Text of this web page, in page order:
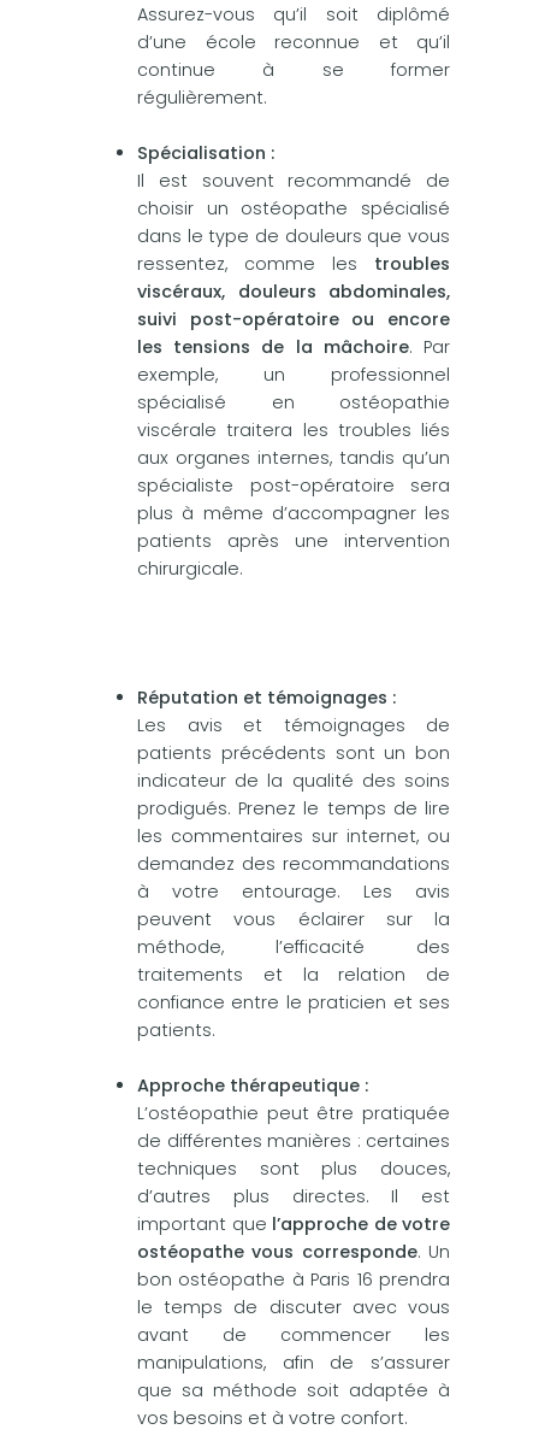
Assurez-vous qu’il soit diplômé
d’une école reconnue et qu’il
continue à se former
régulièrement.
Spécialisation :
Il est souvent recommandé de
choisir un ostéopathe spécialisé
dans le type de douleurs que vous
ressentez, comme les troubles
viscéraux, douleurs abdominales,
suivi post-opératoire ou encore
les tensions de la mâchoire. Par
exemple, un professionnel
spécialisé en ostéopathie
viscérale traitera les troubles liés
aux organes internes, tandis qu’un
spécialiste post-opératoire sera
plus à même d’accompagner les
patients après une intervention
chirurgicale.
Réputation et témoignages :
Les avis et témoignages de
patients précédents sont un bon
indicateur de la qualité des soins
prodigués. Prenez le temps de lire
les commentaires sur internet, ou
demandez des recommandations
à votre entourage. Les avis
peuvent vous éclairer sur la
méthode, l’efficacité des
traitements et la relation de
confiance entre le praticien et ses
patients.
Approche thérapeutique :
L’ostéopathie peut être pratiquée
de différentes manières : certaines
techniques sont plus douces,
d’autres plus directes. Il est
important que l’approche de votre
ostéopathe vous corresponde. Un
bon ostéopathe à Paris 16 prendra
le temps de discuter avec vous
avant de commencer les
manipulations, afin de s’assurer
que sa méthode soit adaptée à
vos besoins et à votre confort.